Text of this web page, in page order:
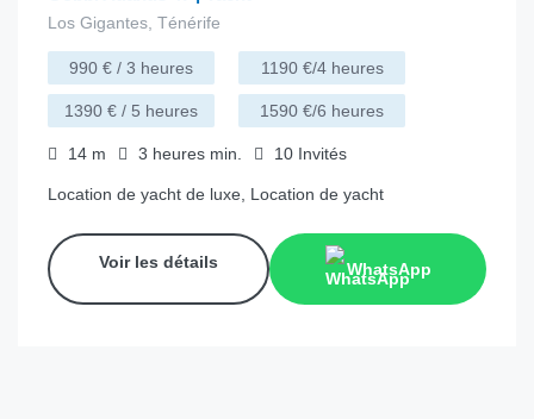
Los Gigantes, Ténérife
990 € / 3 heures 1190 €/4 heures
1390 € / 5 heures 1590 €/6 heures
14 m 3 heures min. 10 Invités
Location de yacht de luxe, Location de yacht
Voir les détails WhatsApp